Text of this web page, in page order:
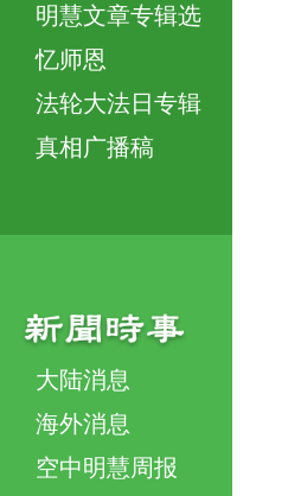
明慧文章专辑选
忆师恩
法轮大法日专辑
真相广播稿
大陆消息
海外消息
空中明慧周报